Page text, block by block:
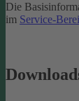
Die
im Service-